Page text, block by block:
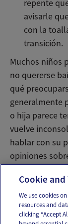
repente
avisarle
con la
transición.
Muchos niños
no quererse
qué
generalmente
o hija parece
vuelve
hablar con su
opiniones
Email
Cookie
We use cookies
resources and
clicking “Accept